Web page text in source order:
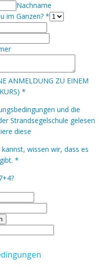
Nachname
im Ganzen? *
ANMELDUNG ZU EINEM
*
und die
Strandsegelschule gelesen
diese
wissen wir, dass es
*